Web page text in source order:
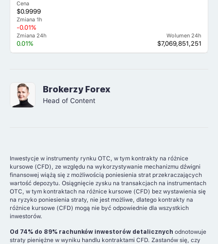
Cena
$0.9999
Zmiana 1h
-0.01%
Zmiana 24h
0.01%
Wolumen 24h
$7,069,851,251
Brokerzy Forex
Head of Content
Inwestycje w instrumenty rynku OTC, w tym kontrakty na różnice
kursowe (CFD), ze względu na wykorzystywanie mechanizmu dźwigni
finansowej wiążą się z możliwością poniesienia strat przekraczających
wartość depozytu. Osiągnięcie zysku na transakcjach na instrumentach
OTC, w tym kontraktach na różnice kursowe (CFD) bez wystawienia się
na ryzyko poniesienia straty, nie jest możliwe, dlatego kontrakty na
różnice kursowe (CFD) mogą nie być odpowiednie dla wszystkich
inwestorów.
Od 74% do 89% rachunków inwestorów detalicznych odnotowuje
straty pieniężne w wyniku handlu kontraktami CFD. Zastanów się, czy